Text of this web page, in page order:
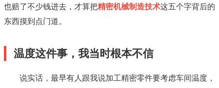
也赔了不少钱进去，才算把精密机械制造技术这五个字背后的
东西摸到点门道。
温度这件事，我当时根本不信
说实话，最早有人跟我说加工精密零件要考虑车间温度，